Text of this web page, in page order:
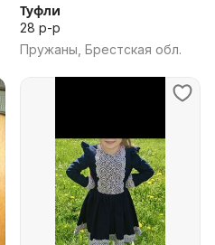
Туфли
28 р-р
Пружаны, Брестская обл.